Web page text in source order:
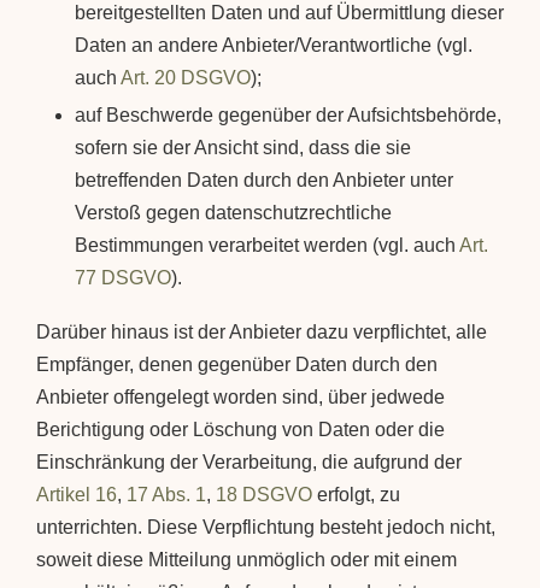
bereitgestellten Daten und auf Übermittlung dieser
Daten an andere Anbieter/Verantwortliche (vgl.
auch Art. 20 DSGVO);
auf Beschwerde gegenüber der Aufsichtsbehörde,
sofern sie der Ansicht sind, dass die sie
betreffenden Daten durch den Anbieter unter
Verstoß gegen datenschutzrechtliche
Bestimmungen verarbeitet werden (vgl. auch Art.
77 DSGVO).
Darüber hinaus ist der Anbieter dazu verpflichtet, alle
Empfänger, denen gegenüber Daten durch den
Anbieter offengelegt worden sind, über jedwede
Berichtigung oder Löschung von Daten oder die
Einschränkung der Verarbeitung, die aufgrund der
Artikel 16, 17 Abs. 1, 18 DSGVO erfolgt, zu
unterrichten. Diese Verpflichtung besteht jedoch nicht,
soweit diese Mitteilung unmöglich oder mit einem